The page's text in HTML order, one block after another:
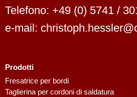
Telefono: +49 (0) 5741 /
e-mail:
Prodotti
Fresatrice per bordi
Taglierina per cordoni di saldatura